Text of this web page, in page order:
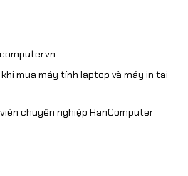
mua máy tính laptop và máy in tại
chuyên nghiệp HanComputer